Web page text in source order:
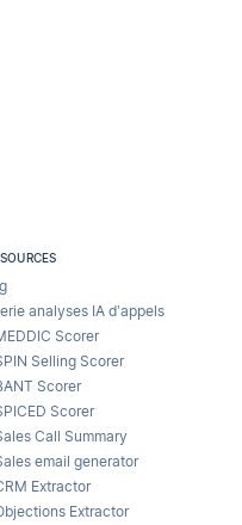
analyses IA d’appels
Scorer
Selling Scorer
Scorer
Scorer
Call Summary
email generator
Extractor
Extractor